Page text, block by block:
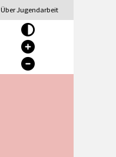
Über Jugendarbeit
Hoher Kontrast Ein/Aus
Hoher Kontrast Ein/Aus
Hoher Kontrast Ein/Aus